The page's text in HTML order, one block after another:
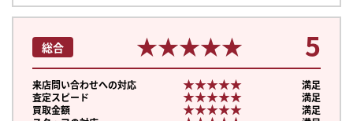
総合 ★★★★★
★★★★★ 5
来店問い合わせへの対応 ★★★★★
★★★★★
満足
査定スピード
★★★★★
★★★★★
満足
買取金額
★★★★★
★★★★★
満足